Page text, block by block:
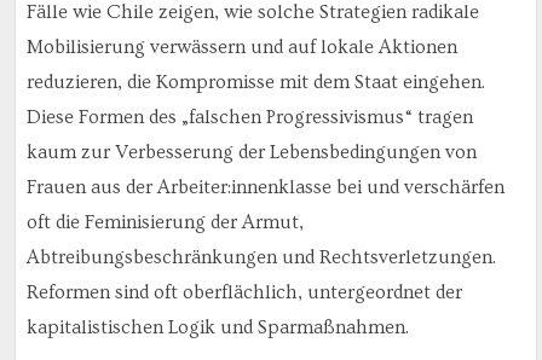
Fälle wie Chile zeigen, wie solche Strategien radikale
Mobilisierung verwässern und auf lokale Aktionen
reduzieren, die Kompromisse mit dem Staat eingehen.
Diese Formen des „falschen Progressivismus“ tragen
kaum zur Verbesserung der Lebensbedingungen von
Frauen aus der Arbeiter:innenklasse bei und verschärfen
oft die Feminisierung der Armut,
Abtreibungsbeschränkungen und Rechtsverletzungen.
Reformen sind oft oberflächlich, untergeordnet der
kapitalistischen Logik und Sparmaßnahmen.